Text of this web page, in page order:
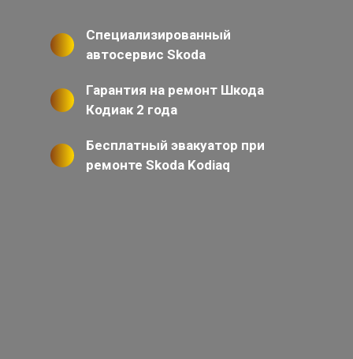
Специализированный
автосервис Skoda
Гарантия на ремонт Шкода
Кодиак 2 года
Бесплатный эвакуатор при
ремонте Skoda Kodiaq